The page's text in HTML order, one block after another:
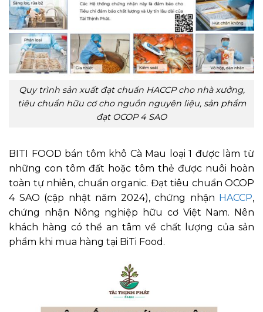
Quy trình sản xuất đạt chuẩn HACCP cho nhà xưởng,
tiêu chuẩn hữu cơ cho nguồn nguyên liệu, sản phẩm
đạt OCOP 4 SAO
BITI FOOD bán tôm khô Cà Mau loại 1 được làm từ
những con tôm đất hoặc tôm thẻ được nuôi hoàn
toàn tự nhiên, chuẩn organic. Đạt tiêu chuẩn OCOP
4 SAO (cập nhật năm 2024), chứng nhận HACCP,
chứng nhận Nông nghiệp hữu cơ Việt Nam. Nên
khách hàng có thể an tâm về chất lượng của sản
phẩm khi mua hàng tại BiTi Food.